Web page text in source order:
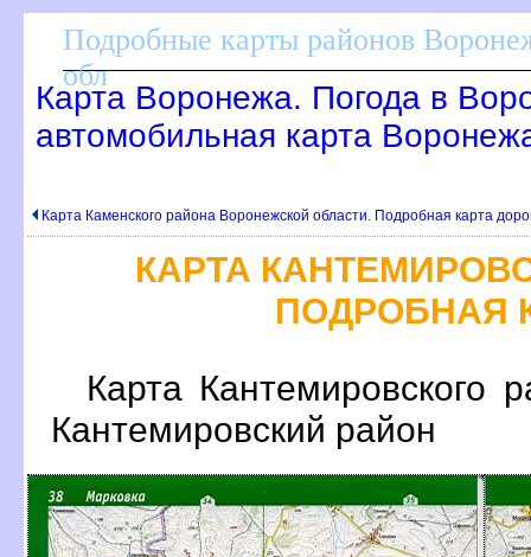
Подробные карты районов
обл
Карта Воронежа. Погода в
автомобильная карта
Карта Каменского района Воронежской области. Подробная карта
КАРТА
ПОДРОБНАЯ
Карта Кантемировского
Кантемировский район